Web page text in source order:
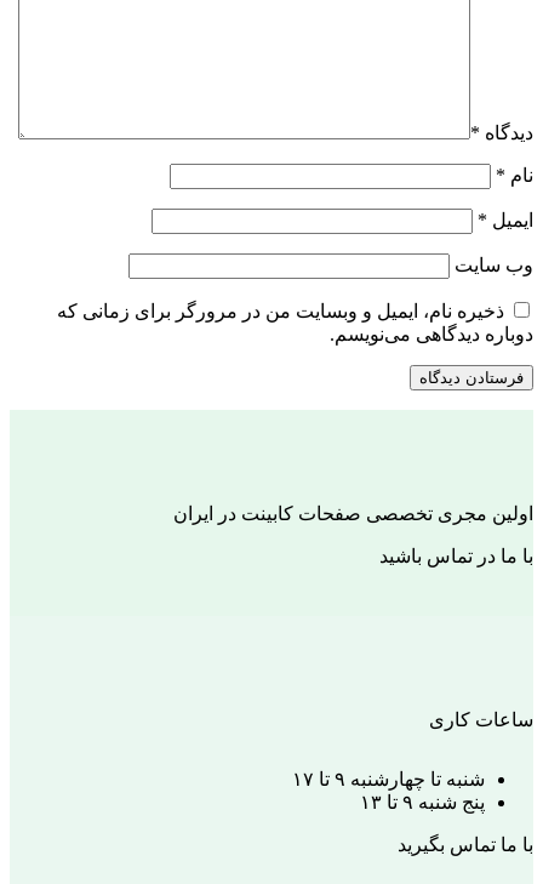
دیدگاه *
نام *
ایمیل *
وب‌ سایت
ذخیره نام، ایمیل و وبسایت من در مرورگر برای زمانی که
دوباره دیدگاهی می‌نویسم.
اولین مجری تخصصی صفحات کابینت در ایران
با ما در تماس باشید
ساعات کاری
شنبه تا چهارشنبه ۹ تا ۱۷
پنج شنبه ۹ تا ۱۳
با ما تماس بگیرید